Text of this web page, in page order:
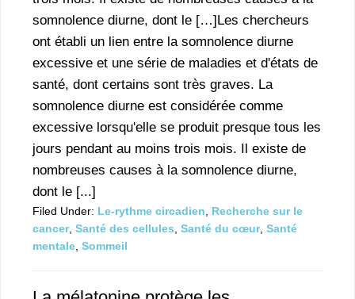
somnolence diurne, dont le […]Les chercheurs
ont établi un lien entre la somnolence diurne
excessive et une série de maladies et d'états de
santé, dont certains sont très graves. La
somnolence diurne est considérée comme
excessive lorsqu'elle se produit presque tous les
jours pendant au moins trois mois. Il existe de
nombreuses causes à la somnolence diurne,
dont le [...]
Filed Under: Le-rythme circadien
Recherche sur le
cancer, Santé des cellules Santé du cœur, Santé
mentale Sommeil